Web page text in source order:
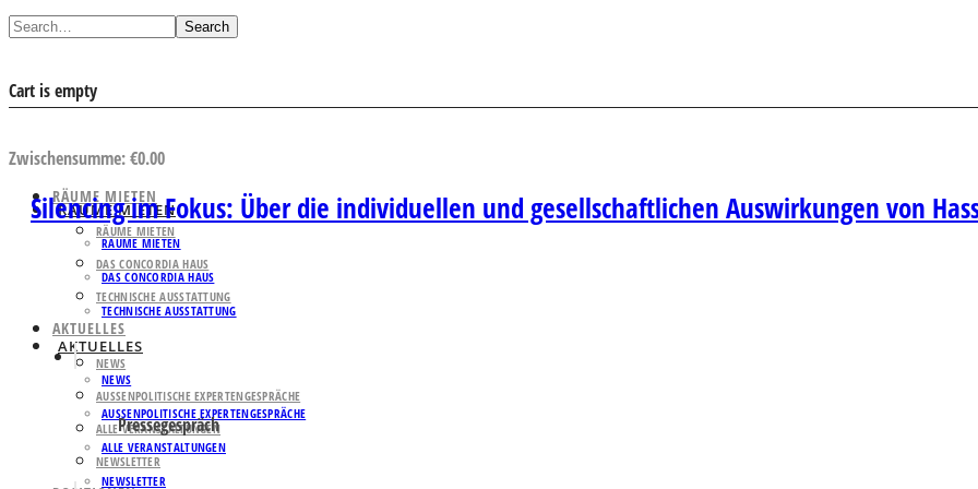
Search
Cart is empty
Zwischensumme:€0.00
RÄUME MIETEN
RÄUME MIETEN
DAS CONCORDIA HAUS
TECHNISCHE AUSSTATTUNG
AKTUELLES
NEWS
AUSSENPOLITISCHE EXPERTENGESPRÄCHE
ALLE VERANSTALTUNGEN
NEWSLETTER
RÄUME MIETEN
RÄUME MIETEN
DAS CONCORDIA HAUS
TECHNISCHE AUSSTATTUNG
AKTUELLES
NEWS
AUSSENPOLITISCHE EXPERTENGESPRÄCHE
ALLE VERANSTALTUNGEN
NEWSLETTER
Silencing im Fokus: Über die individuellen und gesellschaftlichen Auswirkungen von
Pressegespräch